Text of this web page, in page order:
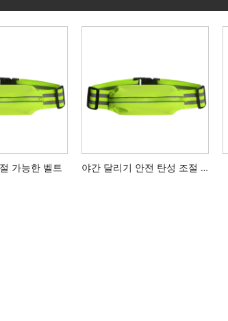
가능한 벨트 야간 달리기 안전 탄성 조절 식 벨트